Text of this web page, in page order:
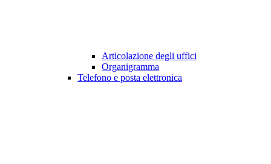
Articolazione degli uffici
Organigramma
Telefono e posta elettronica